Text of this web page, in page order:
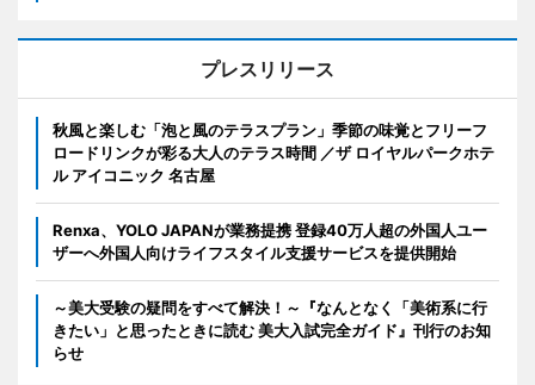
プレスリリース
秋風と楽しむ「泡と風のテラスプラン」季節の味覚とフリーフ
ロードリンクが彩る大人のテラス時間 ／ザ ロイヤルパークホテ
ル アイコニック 名古屋
Renxa、YOLO JAPANが業務提携 登録40万人超の外国人ユー
ザーへ外国人向けライフスタイル支援サービスを提供開始
～美大受験の疑問をすべて解決！～『なんとなく「美術系に行
きたい」と思ったときに読む 美大入試完全ガイド』刊行のお知
らせ